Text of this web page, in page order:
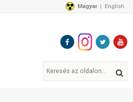
Magyar English